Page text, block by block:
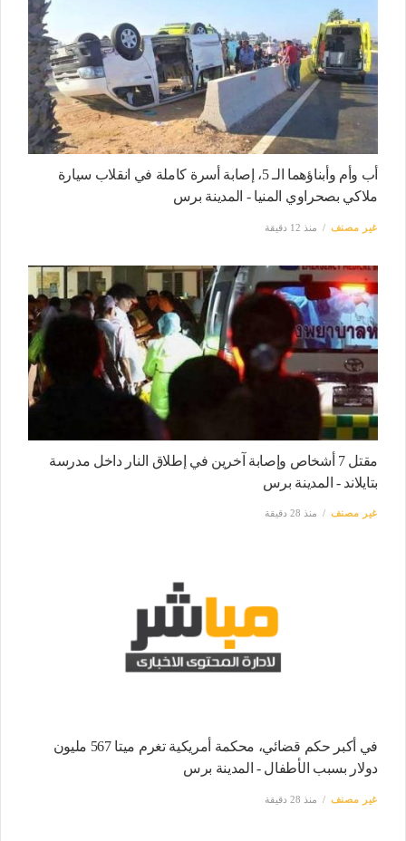
أب وأم وأبناؤهما الـ 5، إصابة أسرة كاملة في انقلاب سيارة
ملاكي بصحراوي المنيا - المدينة برس
غير مصنف منذ 12 دقيقة
مقتل 7 أشخاص وإصابة آخرين في إطلاق النار داخل مدرسة
بتايلاند - المدينة برس
غير مصنف منذ 28 دقيقة
في أكبر حكم قضائي، محكمة أمريكية تغرم ميتا 567 مليون
دولار بسبب الأطفال - المدينة برس
غير مصنف منذ 28 دقيقة